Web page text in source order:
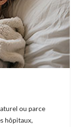
ou parce
hôpitaux,